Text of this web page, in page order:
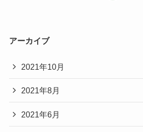
アーカイブ
2021年10月
2021年8月
2021年6月